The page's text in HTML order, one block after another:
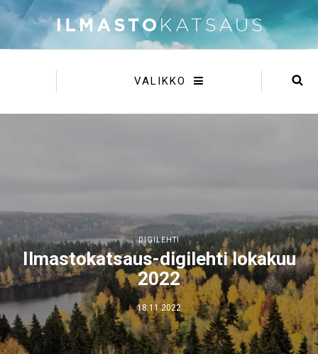
VALIKKO
DIGILEHTI
Ilmastokatsaus-digilehti lokakuu
2022
18.11.2022